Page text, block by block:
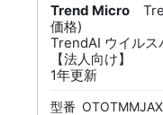
Trend Micro
価格)
TrendAI ウイルス
【法人向け】
1年更新
型番